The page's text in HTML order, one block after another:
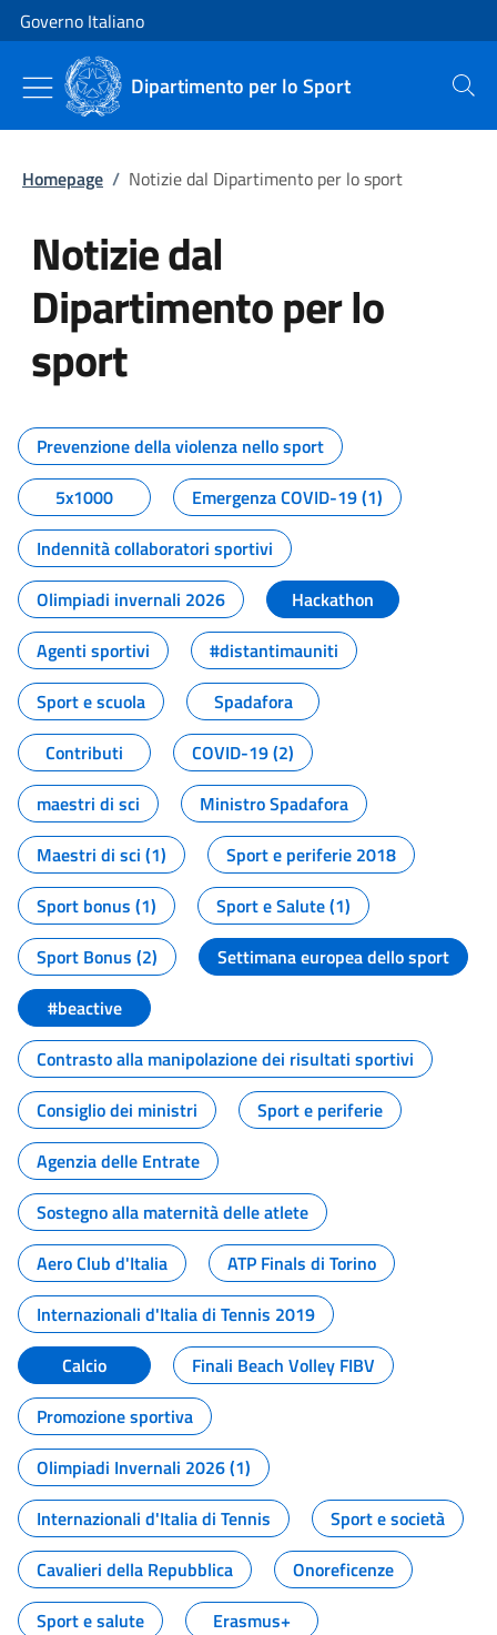
Vai al contenuto
Vai alla navigazione del sito
Governo Italiano
Dipartimento per lo Sport Cerca
Homepage / Notizie dal Dipartimento per lo sport
Notizie dal
Dipartimento per lo
sport
Tutti i contenuti della pagina
Prevenzione della violenza nello sport
5x1000
Emergenza COVID-19 (1)
Indennità collaboratori sportivi
Olimpiadi invernali 2026
Hackathon
Agenti sportivi
#distantimauniti
Sport e scuola
Spadafora
Contributi
COVID-19 (2)
maestri di sci
Ministro Spadafora
Maestri di sci (1)
Sport e periferie 2018
Sport bonus (1)
Sport e Salute (1)
Sport Bonus (2)
Settimana europea dello sport
#beactive
Contrasto alla manipolazione dei risultati sportivi
Consiglio dei ministri
Sport e periferie
Agenzia delle Entrate
Sostegno alla maternità delle atlete
Aero Club d'Italia
ATP Finals di Torino
Internazionali d'Italia di Tennis 2019
Calcio
Finali Beach Volley FIBV
Promozione sportiva
Olimpiadi Invernali 2026 (1)
Internazionali d'Italia di Tennis
Sport e società
Cavalieri della Repubblica
Onoreficenze
Sport e salute
Erasmus+